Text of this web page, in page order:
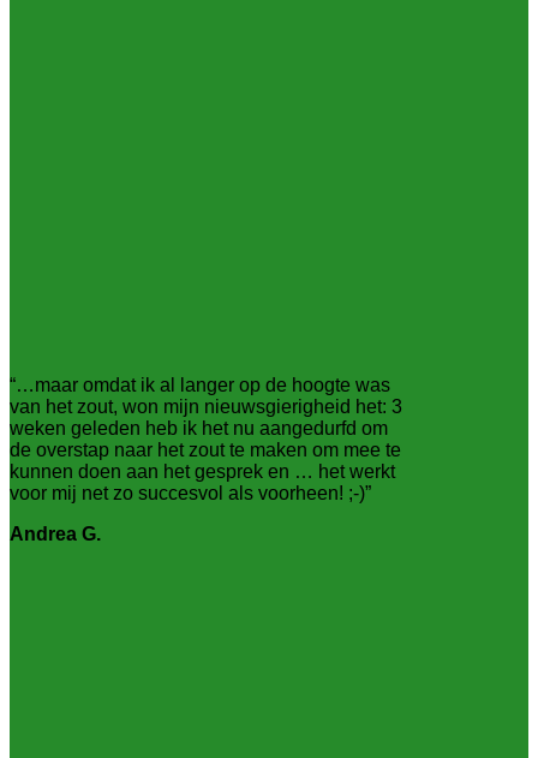
“…maar omdat ik al langer op de hoogte was
van het zout, won mijn nieuwsgierigheid het: 3
weken geleden heb ik het nu aangedurfd om
de overstap naar het zout te maken om mee te
kunnen doen aan het gesprek en … het werkt
voor mij net zo succesvol als voorheen! ;-)”
Andrea G.